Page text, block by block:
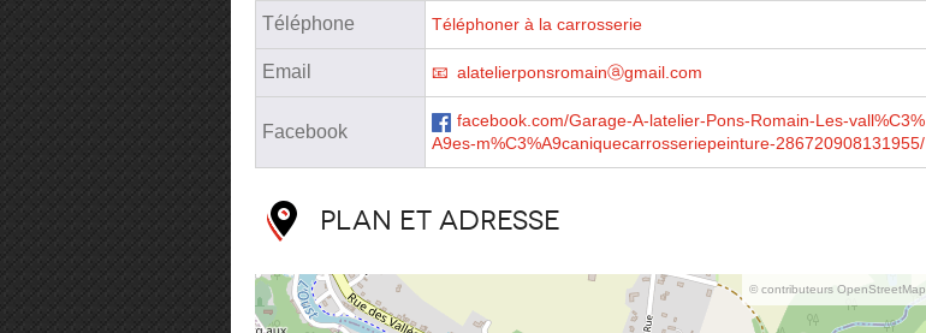
Téléphone Téléphoner à la carrosserie
Email alatelierponsromainⓐgmail.com
Facebook
facebook.com/Garage-A-latelier-Pons-Romain-Les-vall%C3%
A9es-m%C3%A9caniquecarrosseriepeinture-286720908131955/
Plan et adresse
© contributeurs OpenStreetMap